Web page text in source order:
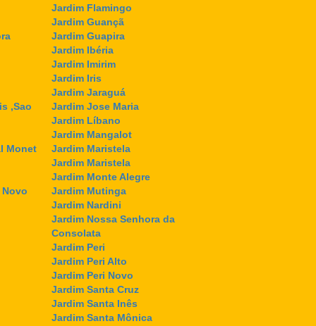
,Sao
Monet
Jardim Flamingo
Jardim Guançã
Jardim Guapira
Jardim Ibéria
Jardim Imirim
Jardim Iris
Jardim Jaraguá
Jardim Jose Maria
Jardim Líbano
Jardim Mangalot
Jardim Maristela
Jardim Maristela
Jardim Monte Alegre
Jardim Mutinga
Jardim Nardini
Jardim Nossa Senhora da
Consolata
Jardim Peri
Jardim Peri Alto
Jardim Peri Novo
Jardim Santa Cruz
Jardim Santa Inês
Jardim Santa Mônica